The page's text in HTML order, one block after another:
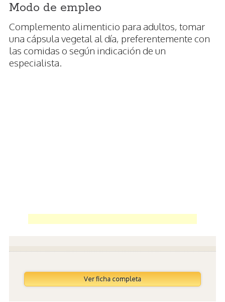
Modo de empleo
Complemento alimenticio para adultos, tomar
una cápsula vegetal al día, preferentemente con
las comidas o según indicación de un
especialista.
Ver ficha completa